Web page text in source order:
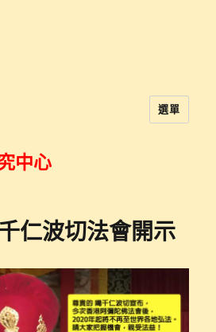
中心
選單
仁波切法會開示